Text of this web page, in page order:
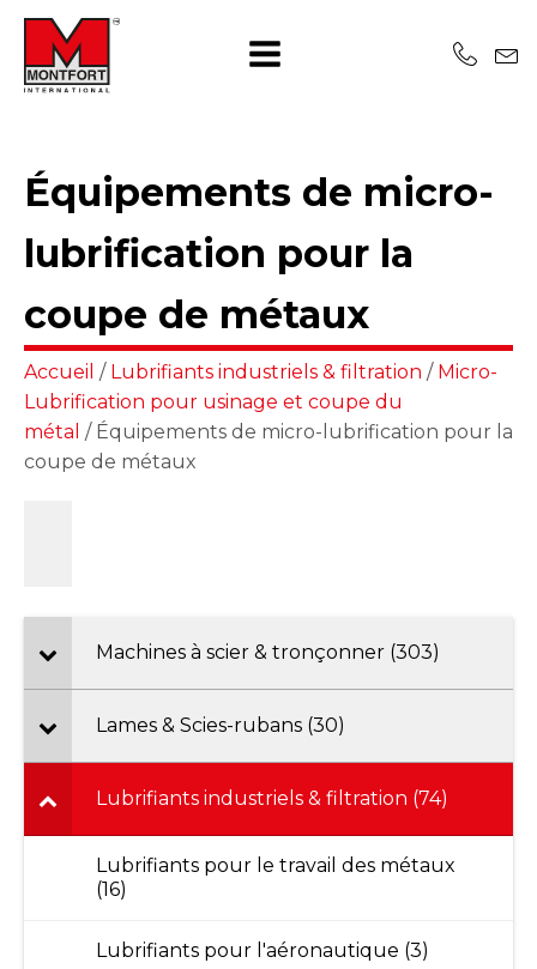
Équipements de micro-
lubrification pour la
coupe de métaux
Accueil / Lubrifiants industriels & filtration / Micro-
Lubrification pour usinage et coupe du
métal / Équipements de micro-lubrification pour la
coupe de métaux
Machines à scier & tronçonner (303)
Lames & Scies-rubans (30)
Lubrifiants industriels & filtration (74)
Lubrifiants pour le travail des métaux
(16)
Lubrifiants pour l'aéronautique (3)